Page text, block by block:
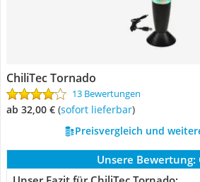
ChiliTec Tornado
13 Bewertungen
ab 32,00 € ( Sofort lieferbar)
Preisvergleich und
Unsere Bewertung: